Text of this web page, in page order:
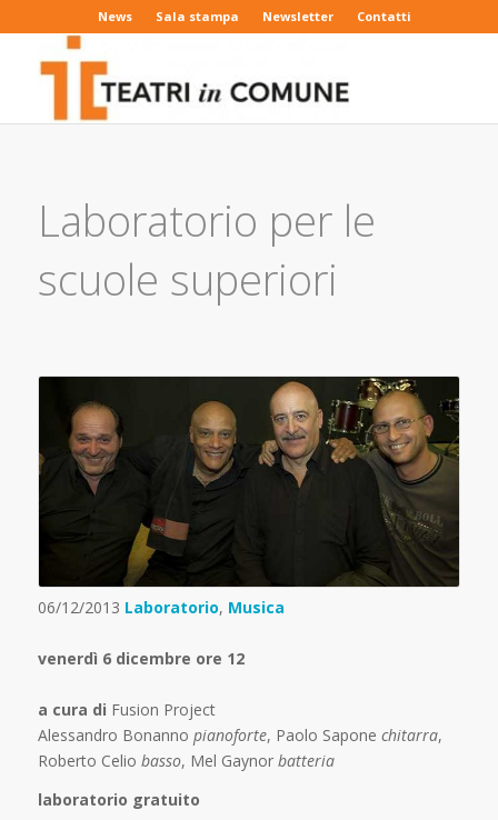
News Sala stampa Newsletter Contatti
Laboratorio per le
scuole superiori
06/12/2013 Laboratorio, Musica
venerdì 6 dicembre ore 12
a cura di Fusion Project
Alessandro Bonanno pianoforte, Paolo Sapone chitarra,
Roberto Celio basso, Mel Gaynor batteria
laboratorio gratuito